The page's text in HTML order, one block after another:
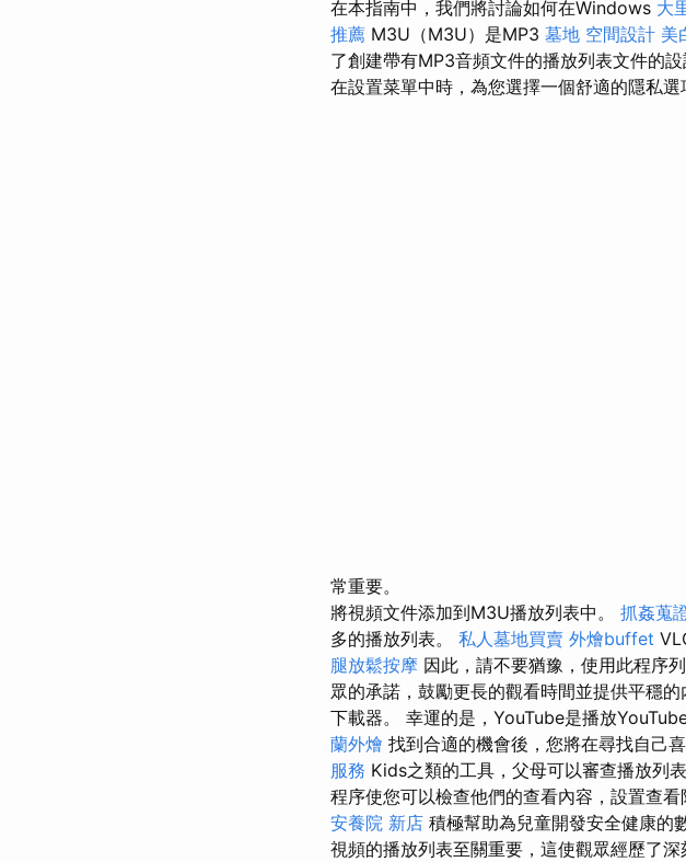
在本指南中，我們將討論如何在Windows 大
推薦 M3U（M3U）是MP3 墓地 空間設計 美
了創建帶有MP3音頻文件的播放列表文件的
在設置菜單中時，為您選擇一個舒適的隱私
常重要。
將視頻文件添加到M3U播放列表中。 抓姦蒐
多的播放列表。 私人墓地買賣 外燴buffet
腿放鬆按摩 因此，請不要猶豫，使用此程序
眾的承諾，鼓勵更長的觀看時間並提供平穩的
下載器。 幸運的是，YouTube是播放
蘭外燴 找到合適的機會後，您將在尋找自己
服務 Kids之類的工具，父母可以審查播放列
程序使您可以檢查他們的查看內容，設置查
安養院 新店 積極幫助為兒童開發安全健康的
視頻的播放列表至關重要，這使觀眾經歷了